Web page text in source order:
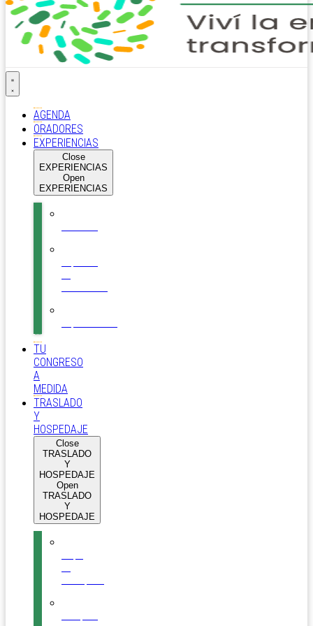
AGENDA
ORADORES
EXPERIENCIAS
Close
EXPERIENCIAS
Open
EXPERIENCIAS
TU
CONGRESO
A
MEDIDA
TRASLADO
Y
HOSPEDAJE
Close
TRASLADO
Y
HOSPEDAJE
Open
TRASLADO
Y
HOSPEDAJE